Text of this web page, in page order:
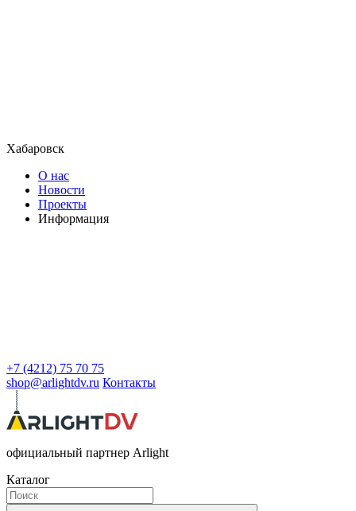
Хабаровск
О нас
Новости
Проекты
Информация
+7 (4212) 75 70 75
shop@arlightdv.ru Контакты
официальный партнер Arlight
Каталог